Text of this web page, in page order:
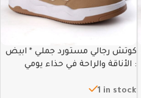
كوتش رجالي مستورد جملي * ابيض
: الأناقة والراحة في حذاء يومي
1 in stock